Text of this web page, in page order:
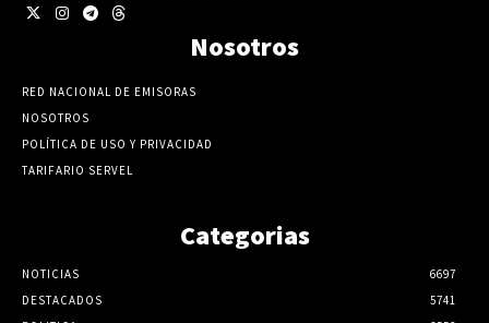
Nosotros
RED NACIONAL DE EMISORAS
NOSOTROS
POLÍTICA DE USO Y PRIVACIDAD
TARIFARIO SERVEL
Categorias
NOTICIAS
6697
DESTACADOS
5741